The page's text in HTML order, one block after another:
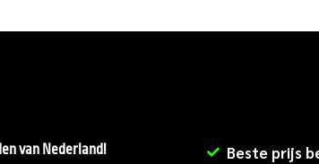
van Nederland!
Beste prijs